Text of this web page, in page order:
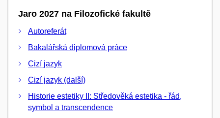
Jaro 2027 na Filozofické fakultě
Autoreferát
Bakalářská diplomová práce
Cizí jazyk
Cizí jazyk (další)
Historie estetiky II: Středověká estetika - řád,
symbol a transcendence